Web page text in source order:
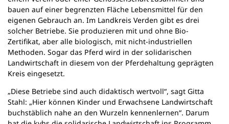
bauen auf einer begrenzten Fläche Lebensmittel für den
eigenen Gebrauch an. Im Landkreis Verden gibt es drei
solcher Betriebe. Sie produzieren mit und ohne Bio-
Zertifikat, aber alle biologisch, mit nicht-industriellen
Methoden. Sogar das Pferd wird in der solidarischen
Landwirtschaft in diesem von der Pferdehaltung geprägten
Kreis eingesetzt.
„Diese Betriebe sind auch didaktisch wertvoll“, sagt Gitta
Stahl: „Hier können Kinder und Erwachsene Landwirtschaft
buchstäblich nahe an den Wurzeln kennenlernen“. Darum